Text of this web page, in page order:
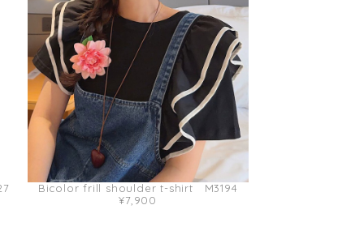
Bicolor frill shoulder t-shirt M3194
¥7,900